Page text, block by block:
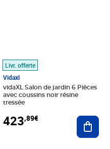
au panier
Livr. offerte
Vidaxl
vidaXL Salon de jardin 6 Pièces
avec coussins noir résine
tressée
423,89€